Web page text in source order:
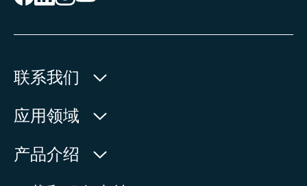
联系我们
欧玛执行器(中国)有限公司
人民北路171号
应用领域
水利
产品介绍